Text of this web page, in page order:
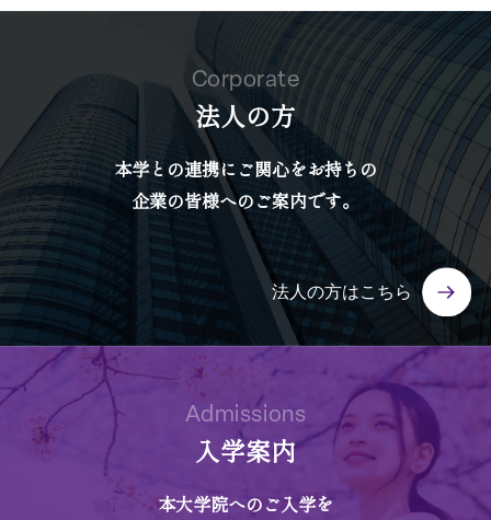
Corporate
法人の方
本学との連携にご関心をお持ちの
企業の皆様へのご案内です。
法人の方はこちら
Admissions
入学案内
本大学院へのご入学を